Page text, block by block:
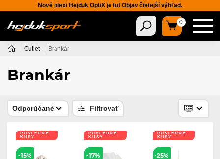
Nové plexi Hejduk OptiX je tu! Objav čistejší výhľad.
0
Outlet Brankár
Brankár
Odporúčané Filtrovať
POSLEDNÉ
KUSY
-15%
POSLEDNÉ
KUSY
-17%
POSLEDNÉ
KUSY
-25%